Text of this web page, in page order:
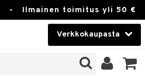
- Ilmainen toimitus yli 50 €
Verkkokaupasta